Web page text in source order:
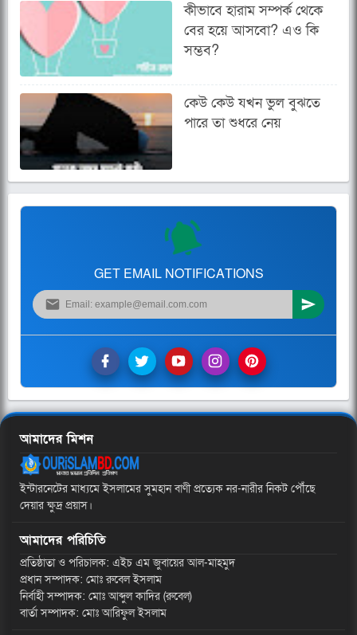
কীভাবে হারাম সম্পর্ক থেকে
বের হয়ে আসবো? এও কি
সম্ভব?
কেউ কেউ যখন ভুল বুঝতে
পারে তা শুধরে নেয়
GET EMAIL NOTIFICATIONS
আমাদের মিশন
ইন্টারনেটের মাধ্যমে ইসলামের সুমহান বাণী প্রত্যেক নর-নারীর নিকট পৌঁছে
দেয়ার ক্ষুদ্র প্রয়াস।
আমাদের পরিচিতি
প্রতিষ্ঠাতা ও পরিচালক: এইচ এম জুবায়ের আল-মাহমুদ
প্রধান সম্পাদক: মোঃ রুবেল ইসলাম
নির্বাহী সম্পাদক: মোঃ আব্দুল কাদির (রুবেল)
বার্তা সম্পাদক: মোঃ আরিফুল ইসলাম